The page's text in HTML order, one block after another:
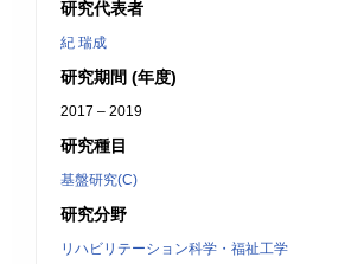
研究代表者
紀 瑞成
研究期間 (年度)
2017 – 2019
研究種目
基盤研究(C)
研究分野
リハビリテーション科学・福祉工学